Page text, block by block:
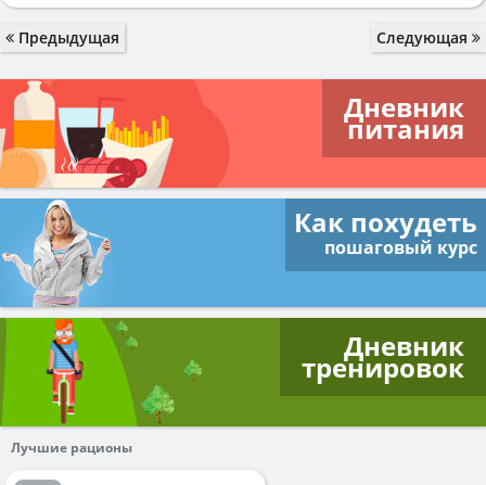
Предыдущая Следующая
Дневник
питания
Как похудеть
пошаговый курс
Дневник
тренировок
Лучшие рационы